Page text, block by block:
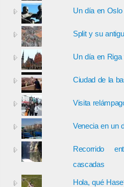
Un día en
Split y su
Un día en
Ciudad de la
Visita
Venecia en un
Recorrido
cascadas
Hola, qué